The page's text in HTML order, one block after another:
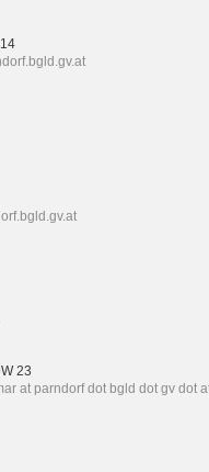
23
at parndorf dot bgld dot gv dot